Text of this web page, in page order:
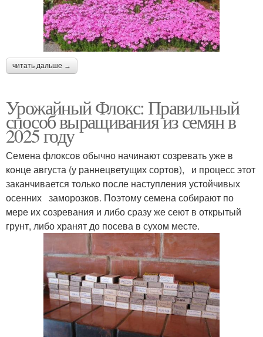
читать дальше →
Урожайный Флокс: Правильный
способ выращивания из семян в
2025 году
Семена флоксов обычно начинают созревать уже в
конце августа (у раннецветущих сортов), и процесс этот
заканчивается только после наступления устойчивых
осенних заморозков. Поэтому семена собирают по
мере их созревания и либо сразу же сеют в открытый
грунт, либо хранят до посева в сухом месте.